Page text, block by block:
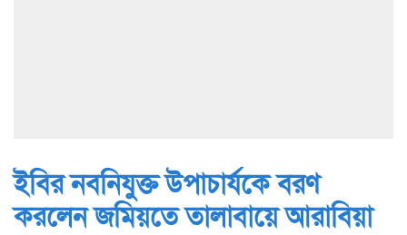
ইবির নবনিযুক্ত উপাচার্যকে বরণ
করলেন জমিয়তে তালাবায়ে আরাবিয়া